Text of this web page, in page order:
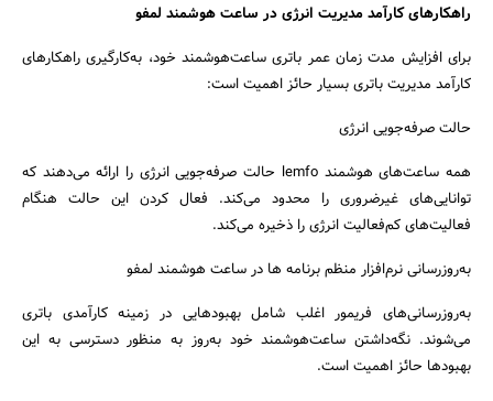
راهکارهای کارآمد مدیریت انرژی در ساعت هوشمند لمفو
برای افزایش مدت زمان عمر باتری ساعت‌هوشمند خود، به‌کارگیری راهکارهای
کارآمد مدیریت باتری بسیار حائز اهمیت است:
حالت صرفه‌جویی انرژی
همه ساعت‌های هوشمند lemfo حالت صرفه‌جویی انرژی را ارائه می‌دهند که
توانایی‌های غیرضروری را محدود می‌کند. فعال کردن این حالت هنگام
فعالیت‌های کم‌فعالیت انرژی را ذخیره می‌کند.
به‌روزرسانی نرم‌افزار منظم برنامه ها در ساعت هوشمند لمفو
به‌روزرسانی‌های فریمور اغلب شامل بهبودهایی در زمینه کارآمدی باتری
می‌شوند. نگه‌داشتن ساعت‌هوشمند خود به‌روز به منظور دسترسی به این
بهبودها حائز اهمیت است.